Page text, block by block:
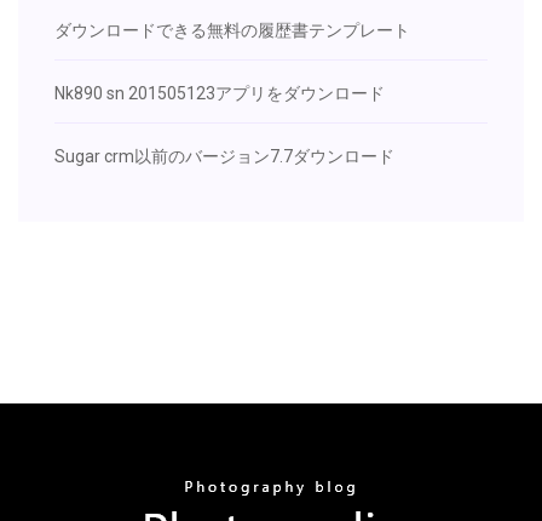
ダウンロードできる無料の履歴書テンプレート
Nk890 sn 201505123アプリをダウンロード
Sugar crm以前のバージョン7.7ダウンロード